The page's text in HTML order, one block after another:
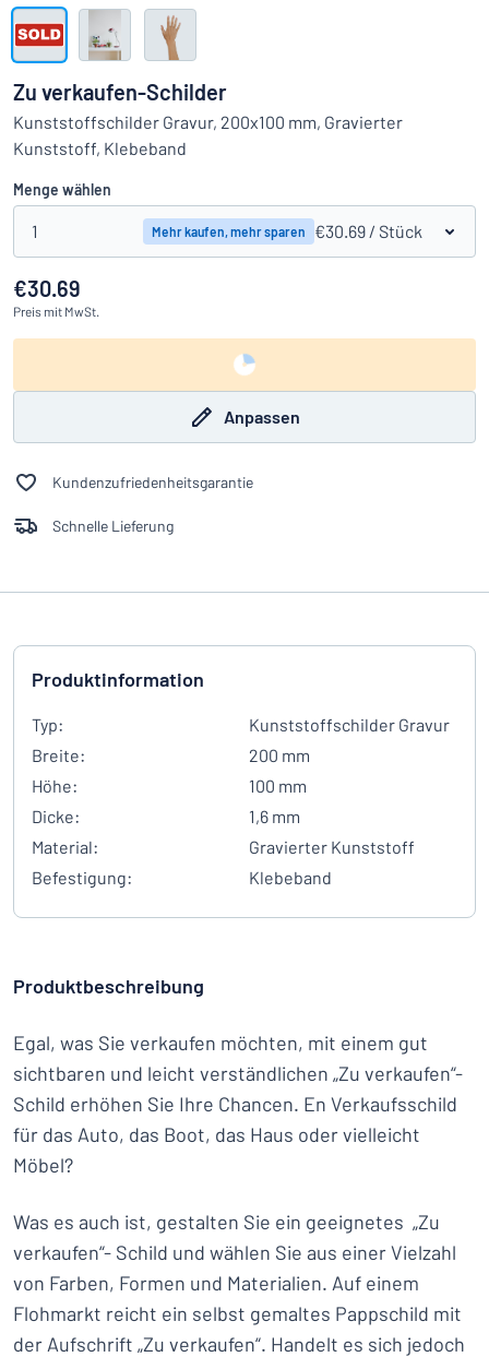
Das Gesuchte nicht gefunden? Schild hier entwerfen
Alle Kategorien anzeigen
Einloggen
Zu verkaufen-Schilder
Kunststoffschilder Gravur, 200x100 mm, Gravierter
Kunststoff, Klebeband
Menge wählen
1 Mehr kaufen, mehr sparen €30.69 / Stück
€30.69
Preis mit MwSt.
Anpassen
Kundenzufriedenheitsgarantie
Schnelle Lieferung
Produktinformation
Typ:
Kunststoffschilder Gravur
Breite:
200 mm
Höhe:
100 mm
Dicke:
1,6 mm
Material:
Gravierter Kunststoff
Befestigung:
Klebeband
Produktbeschreibung
Egal, was Sie verkaufen möchten, mit einem gut
sichtbaren und leicht verständlichen „Zu verkaufen“-
Schild erhöhen Sie Ihre Chancen. En Verkaufsschild
für das Auto, das Boot, das Haus oder vielleicht
Möbel?
Was es auch ist, gestalten Sie ein geeignetes „Zu
verkaufen“- Schild und wählen Sie aus einer Vielzahl
von Farben, Formen und Materialien. Auf einem
Flohmarkt reicht ein selbst gemaltes Pappschild mit
der Aufschrift „Zu verkaufen“. Handelt es sich jedoch